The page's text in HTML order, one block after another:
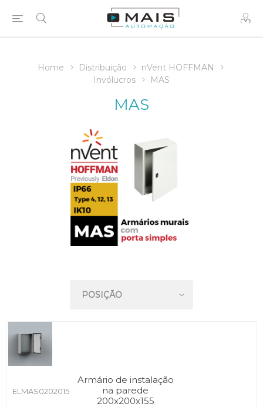
Home Distribuição
nVent HOFFMAN
Invólucros
MAS
MAS
ELMAS0202015
Armário de instalação
na parede
200x200x155